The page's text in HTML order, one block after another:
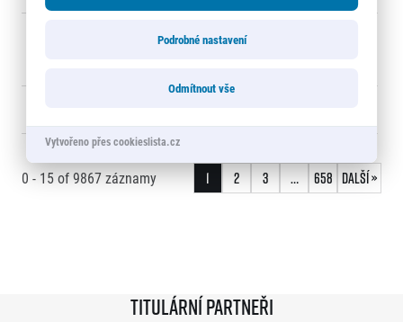
© 2026 RunCzech s.r.o.
Daniel Kipchumba
1:03:45
0 - 15of9867záznamy 1 2 3 … 658 Další »
Titulární partneři
Podrobné nastavení
Odmítnout vše
Vytvořeno přes cookieslista.cz